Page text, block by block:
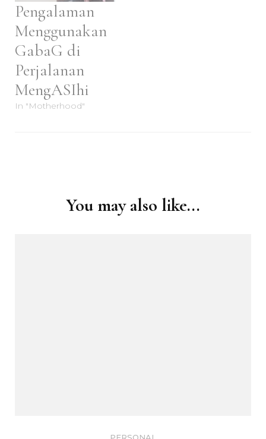
Pengalaman
Menggunakan
GabaG di
Perjalanan
MengASIhi
In "Motherhood"
You may also like...
PERSONAL